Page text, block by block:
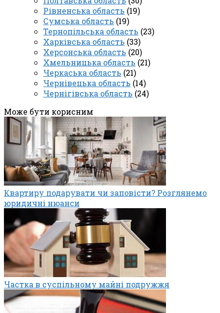
Рівненська область (19)
Сумська область (19)
Тернопільська область (23)
Харківська область (33)
Херсонська область (20)
Хмельницька область (21)
Черкаська область (21)
Чернівецька область (14)
Чернігівська область (24)
Може бути корисним
Квартиру подарувати чи заповісти? Розглянемо
юридичні нюанси
Частка в суспільному майні подружжя